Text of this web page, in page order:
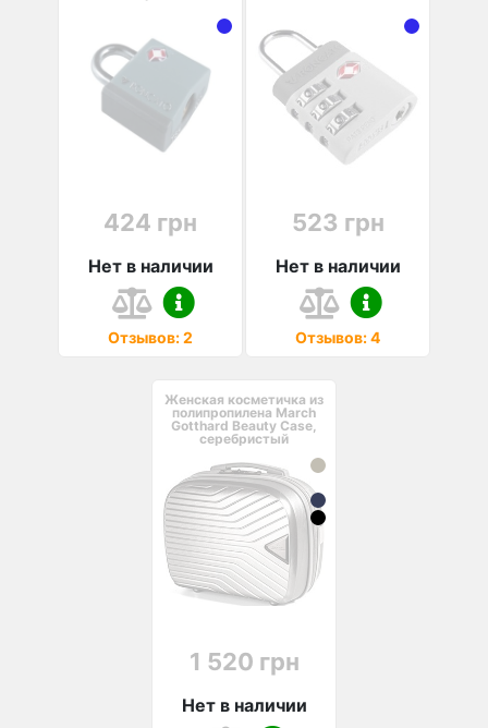
424 грн
Нет в наличии
Отзывов: 2
523 грн
Нет в наличии
Отзывов: 4
Женская косметичка из
полипропилена March
Gotthard Beauty Case,
серебристый
1 520 грн
Нет в наличии